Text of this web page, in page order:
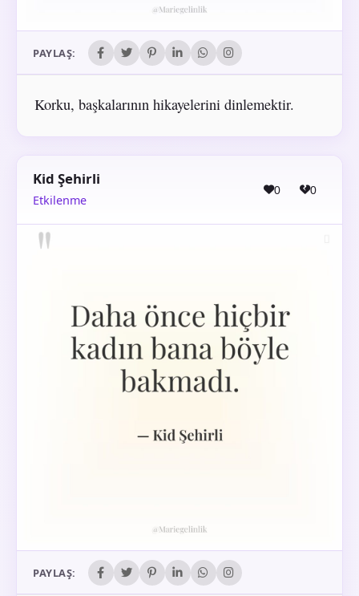
PAYLAŞ:
Korku, başkalarının hikayelerini dinlemektir.
Kid Şehirli
Etkilenme
0 0
PAYLAŞ: